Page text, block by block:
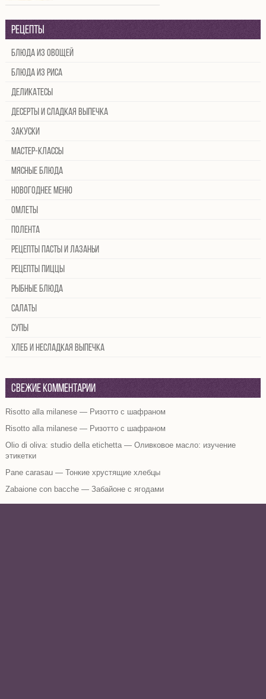
Рецепты
Блюда из овощей
Блюда из риса
Деликатесы
Десерты и сладкая выпечка
Закуски
Мастер-классы
Мясные блюда
Новогоднее меню
Омлеты
Полента
Рецепты пасты и лазаньи
Рецепты пиццы
Рыбные блюда
Салаты
Супы
Хлеб и несладкая выпечка
Свежие комментарии
Risotto alla milanese — Ризотто с шафраном
Risotto alla milanese — Ризотто с шафраном
Olio di oliva: studio della etichetta — Оливковое масло: изучение
этикетки
Pane carasau — Тонкие хрустящие хлебцы
Zabaione con bacche — Забайоне с ягодами